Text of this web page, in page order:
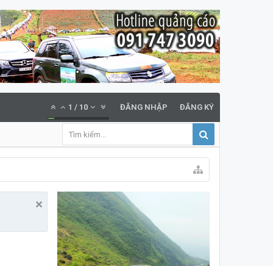
1 / 10 ĐĂNG NHẬP ĐĂNG KÝ